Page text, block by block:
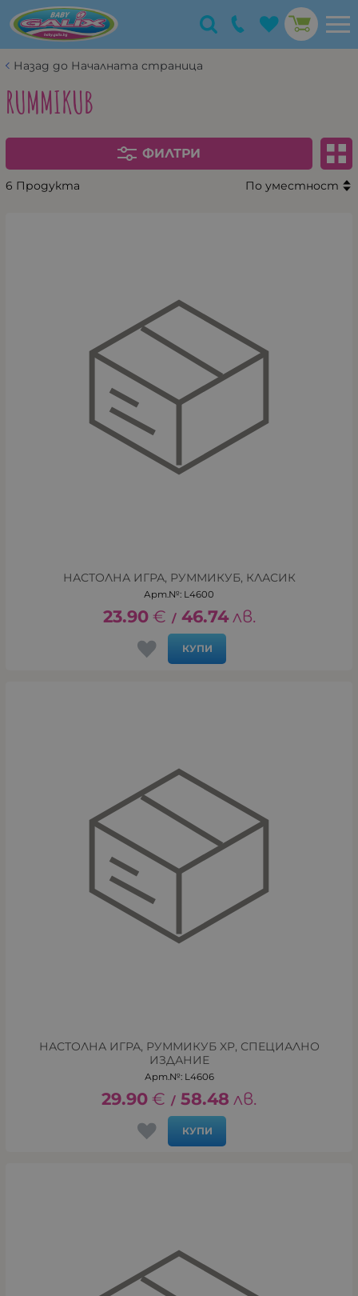
Назад до Началната страница
RUMMIKUB
ФИЛТРИ
6 Продукта По уместност
НАСТОЛНА ИГРА, РУММИКУБ, КЛАСИК
Арт.№: L4600
23.90 € / 46.74 лв.
КУПИ
НАСТОЛНА ИГРА, РУММИКУБ XP, СПЕЦИАЛНО
ИЗДАНИЕ
Арт.№: L4606
29.90 € / 58.48 лв.
КУПИ